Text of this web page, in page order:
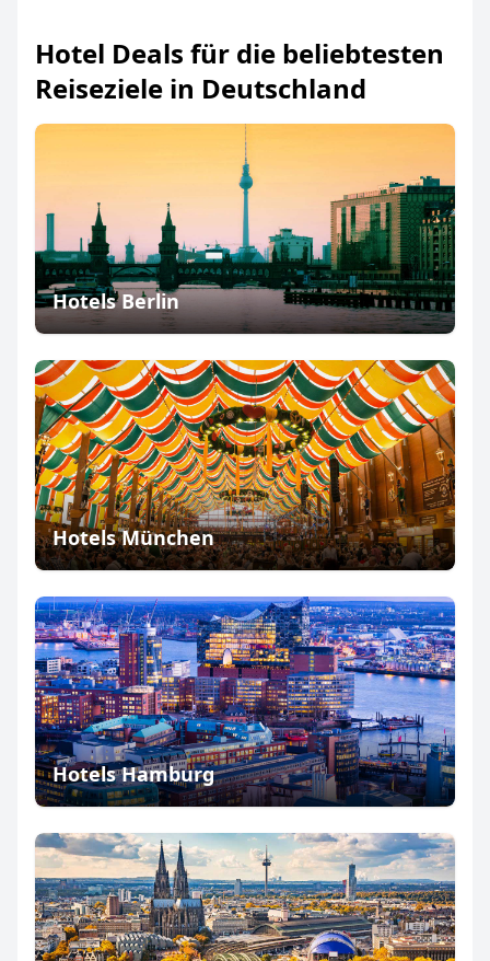
Hotel Deals für die beliebtesten
Reiseziele in Deutschland
Hotels Berlin
Hotels München
Hotels Hamburg